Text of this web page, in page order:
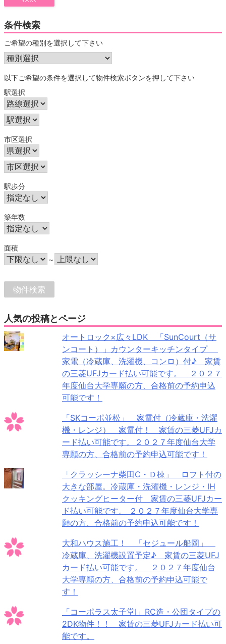
条件検索
ご希望の種別を選択して下さい
以下ご希望の条件を選択して物件検索ボタンを押して下さい
駅選択
市区選択
駅歩分
築年数
面積
～
人気の投稿とページ
オートロック×広々LDK 「SunCourt（サ
ンコート）」カウンターキッチンタイプ
家電（冷蔵庫、洗濯機、コンロ）付♪ 家賃
の三菱UFJカード払い可能です。 ２０２７
年度仙台大学専願の方、合格前の予約申込
可能です！
「SKコーポ並松」 家電付（冷蔵庫・洗濯
機・レンジ） 家電付！ 家賃の三菱UFJカ
ード払い可能です。２０２７年度仙台大学
専願の方、合格前の予約申込可能です！
「クラッシーナ柴田C・Ｄ棟」 ロフト付の
大きな部屋。冷蔵庫・洗濯機・レンジ・IH
クッキングヒーター付 家賃の三菱UFJカー
ド払い可能です。 ２０２７年度仙台大学専
願の方、合格前の予約申込可能です！
大和ハウス施工！ 「セジュール船岡」
冷蔵庫、洗濯機設置予定♪ 家賃の三菱UFJ
カード払い可能です。 ２０２７年度仙台
大学専願の方、合格前の予約申込可能で
す！
「コーポラス太子堂Ⅰ」RC造・公団タイプの
2DK物件！！ 家賃の三菱UFJカード払い可
能です。